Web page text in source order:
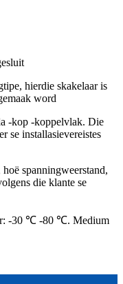
hierdie skakelaar is
word
-kop -koppelvlak. Die
se installasievereistes
spanningweerstand,
die klante se
-30 ℃ -80 ℃. Medium